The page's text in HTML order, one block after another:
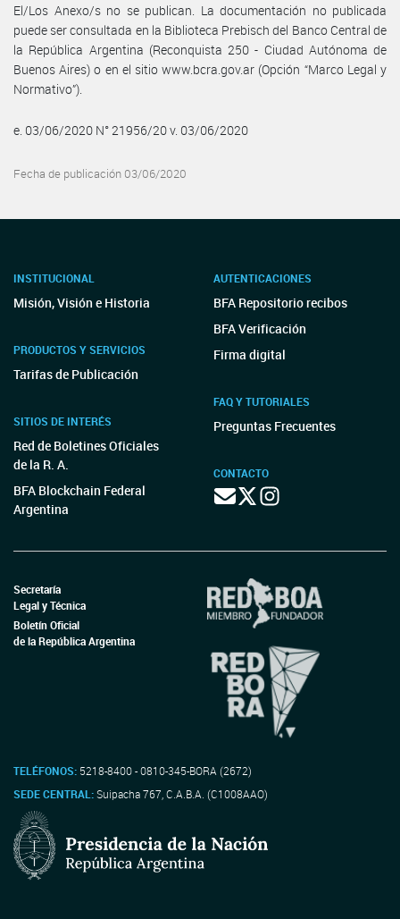
El/Los Anexo/s no se publican. La documentación no publicada
puede ser consultada en la Biblioteca Prebisch del Banco Central de
la República Argentina (Reconquista 250 - Ciudad Autónoma de
Buenos Aires) o en el sitio www.bcra.gov.ar (Opción “Marco Legal y
Normativo”).
e. 03/06/2020 N° 21956/20 v. 03/06/2020
Fecha de publicación 03/06/2020
INSTITUCIONAL
Misión, Visión e Historia
PRODUCTOS Y SERVICIOS
Tarifas de Publicación
SITIOS DE INTERÉS
Red de Boletines Oficiales
de la R. A.
BFA Blockchain Federal
Argentina
AUTENTICACIONES
BFA Repositorio recibos
BFA Verificación
Firma digital
FAQ Y TUTORIALES
Preguntas Frecuentes
CONTACTO
Secretaría
Legal y Técnica
Boletín Oficial
de la República Argentina
TELÉFONOS: 5218-8400 - 0810-345-BORA (2672)
SEDE CENTRAL:Suipacha 767, C.A.B.A. (C1008AAO)